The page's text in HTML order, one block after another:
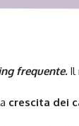
frequente. Il
crescita dei